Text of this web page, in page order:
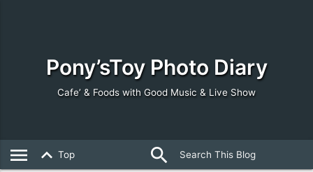
Pony’sToy Photo Diary
Cafe’ & Foods with Good Music & Live Show
menu keyboard_arrow_up Top search